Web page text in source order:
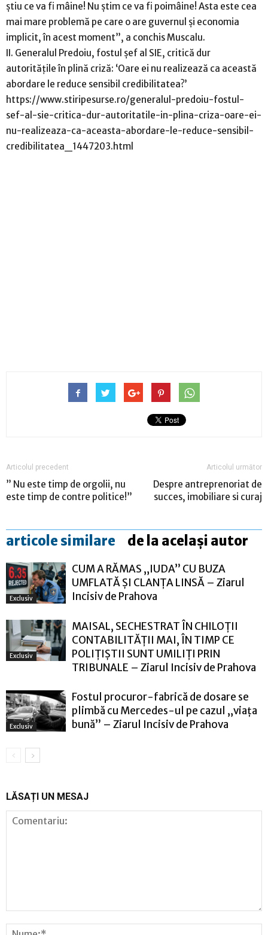
știu ce va fi mâine! Nu știm ce va fi poimâine! Asta este cea
mai mare problemă pe care o are guvernul și economia
implicit, în acest moment”, a conchis Muscalu.
II. Generalul Predoiu, fostul şef al SIE, critică dur
autorităţile în plină criză: ‘Oare ei nu realizează ca această
abordare le reduce sensibil credibilitatea?’
https://www.stiripesurse.ro/generalul-predoiu-fostul-
sef-al-sie-critica-dur-autoritatile-in-plina-criza-oare-ei-
nu-realizeaza-ca-aceasta-abordare-le-reduce-sensibil-
credibilitatea_1447203.html
Articolul precedent
” Nu este timp de orgolii, nu
este timp de contre politice!”
Articolul următor
Despre antreprenoriat de
succes, imobiliare si curaj
articole similare de la același autor
Exclusiv
CUM A RĂMAS „IUDA” CU BUZA
UMFLATĂ ȘI CLANȚA LINSĂ – Ziarul
Incisiv de Prahova
Exclusiv
MAISAL, SECHESTRAT ÎN CHILOȚII
CONTABILITĂȚII MAI, ÎN TIMP CE
POLIȚIȘTII SUNT UMILIȚI PRIN
TRIBUNALE – Ziarul Incisiv de Prahova
Exclusiv
Fostul procuror-fabrică de dosare se
plimbă cu Mercedes-ul pe cazul „viața
bună” – Ziarul Incisiv de Prahova
LĂSAȚI UN MESAJ